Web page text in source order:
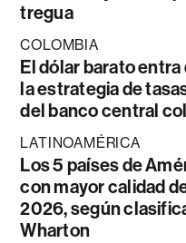
tregua
COLOMBIA
El dólar barato entra
la estrategia de
del banco central
LATINOAMÉRICA
Los 5 países de
con mayor calidad
2026, según
Wharton